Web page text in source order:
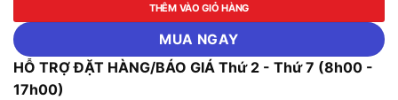
THÊM VÀO GIỎ HÀNG
MUA NGAY
HỖ TRỢ ĐẶT HÀNG/BÁO GIÁ Thứ 2 - Thứ 7 (8h00 -
17h00)